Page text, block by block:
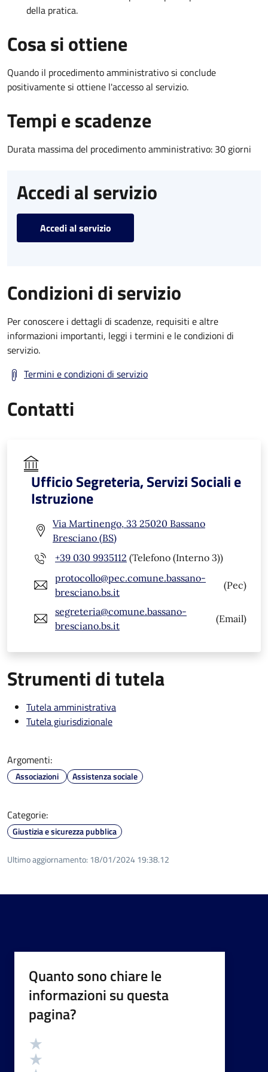
della pratica.
Cosa si ottiene
Quando il procedimento amministrativo si conclude
positivamente si ottiene l'accesso al servizio.
Tempi e scadenze
Durata massima del procedimento amministrativo: 30 giorni
Accedi al servizio
Accedi al servizio
Condizioni di servizio
Per conoscere i dettagli di scadenze, requisiti e altre
informazioni importanti, leggi i termini e le condizioni di
servizio.
Termini e condizioni di servizio
Contatti
Ufficio Segreteria, Servizi Sociali e
Istruzione
Via Martinengo, 33 25020 Bassano
Bresciano (BS)
+39 030 9935112 (Telefono (Interno 3))
protocollo@pec.comune.bassano-
bresciano.bs.it
(Pec)
segreteria@comune.bassano-
bresciano.bs.it
(Email)
Strumenti di tutela
Tutela amministrativa
Tutela giurisdizionale
Argomenti:
Associazioni Assistenza sociale
Categorie:
Giustizia e sicurezza pubblica
Ultimo aggiornamento: 18/01/2024 19:38.12
Quanto sono chiare le
informazioni su questa
pagina?
Valutazione